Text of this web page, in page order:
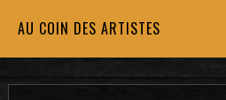
AU COIN DES ARTISTES